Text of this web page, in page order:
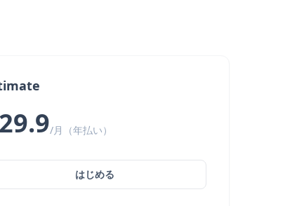
/月（年払い）
はじめる